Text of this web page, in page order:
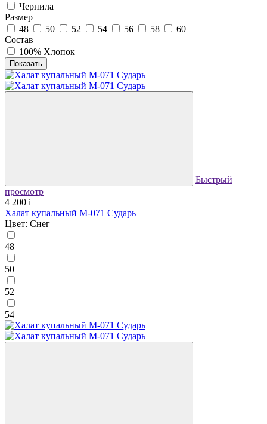
Чернила
Размер
48
50 52 54 56 58
60
Состав
100% Хлопок
Показать
Быстрый
просмотр
4 200 i
Халат купальный М-071 Сударь
Цвет: Снег
48
50
52
54